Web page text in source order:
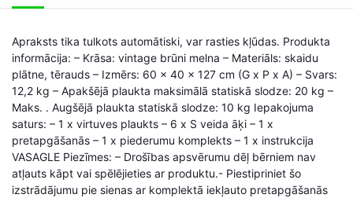
Apraksts tika tulkots automātiski, var rasties kļūdas. Produkta
informācija: – Krāsa: vintage brūni melna – Materiāls: skaidu
plātne, tērauds – Izmērs: 60 x 40 x 127 cm (G x P x A) – Svars:
12,2 kg – Apakšējā plaukta maksimālā statiskā slodze: 20 kg –
Maks. . Augšējā plaukta statiskā slodze: 10 kg Iepakojuma
saturs: – 1 x virtuves plaukts – 6 x S veida āķi – 1 x
pretapgāšanās – 1 x piederumu komplekts – 1 x instrukcija
VASAGLE Piezīmes: – Drošības apsvērumu dēļ bērniem nav
atļauts kāpt vai spēlējieties ar produktu.- Piestipriniet šo
izstrādājumu pie sienas ar komplektā iekļauto pretapgāšanās